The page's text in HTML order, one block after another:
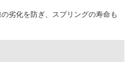
劣化を防ぎ、スプリングの寿命も